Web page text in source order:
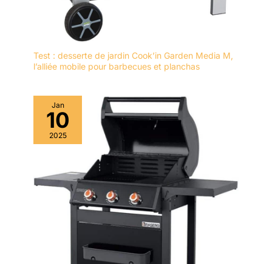
Test : desserte de jardin Cook’in Garden Media M,
l’alliée mobile pour barbecues et planchas
Jan
10
2025